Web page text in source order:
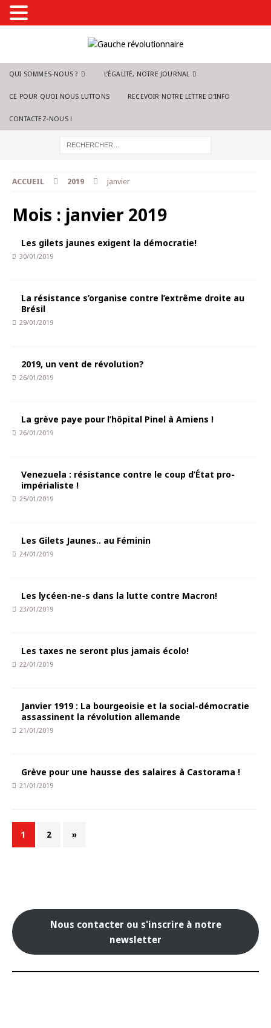
QUI SOMMES-NOUS ? L’ÉGALITÉ, NOTRE JOURNAL
CE POUR QUOI NOUS LUTTONS RECEVOIR NOTRE LETTRE D’INFO
CONTACTEZ-NOUS !
ACCUEIL 2019 janvier
Mois : janvier 2019
Les gilets jaunes exigent la démocratie!
30/01/2019
La résistance s’organise contre l’extrême droite au
Brésil
29/01/2019
2019, un vent de révolution?
26/01/2019
La grève paye pour l’hôpital Pinel à Amiens !
26/01/2019
Venezuela : résistance contre le coup d’État pro-
impérialiste !
25/01/2019
Les Gilets Jaunes.. au Féminin
24/01/2019
Les lycéen-ne-s dans la lutte contre Macron!
23/01/2019
Les taxes ne seront plus jamais écolo!
22/01/2019
Janvier 1919 : La bourgeoisie et la social-démocratie
assassinent la révolution allemande
21/01/2019
Grève pour une hausse des salaires à Castorama !
21/01/2019
1 2 »
Nous contacter ou s'inscrire à notre
newsletter